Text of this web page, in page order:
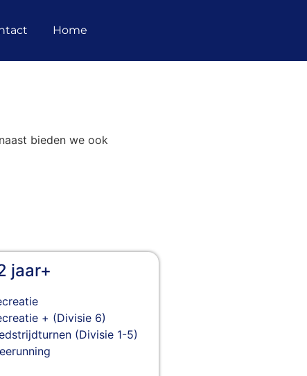
Home
bieden we ook
jaar+
+ (Divisie 6)
(Divisie 1-5)